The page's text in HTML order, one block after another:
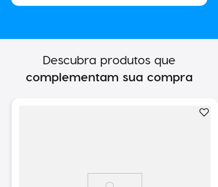
Descubra produtos que
complementam sua compra